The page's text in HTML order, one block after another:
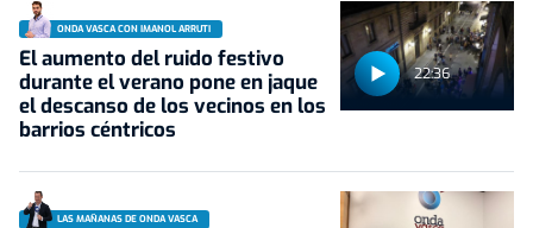
22:36
ONDA VASCA CON IMANOL ARRUTI
El aumento del ruido festivo
durante el verano pone en jaque
el descanso de los vecinos en los
barrios céntricos
LAS MAÑANAS DE ONDA VASCA